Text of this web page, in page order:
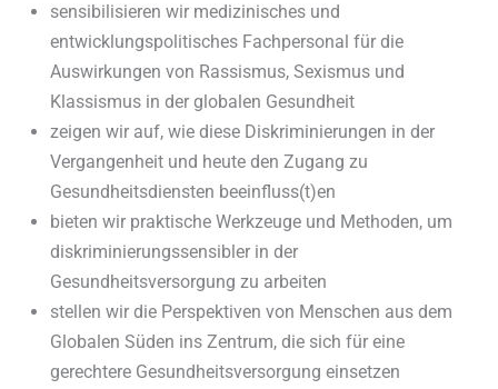
sensibilisieren wir medizinisches und
entwicklungspolitisches Fachpersonal für die
Auswirkungen von Rassismus, Sexismus und
Klassismus in der globalen Gesundheit
zeigen wir auf, wie diese Diskriminierungen in der
Vergangenheit und heute den Zugang zu
Gesundheitsdiensten beeinfluss(t)en
bieten wir praktische Werkzeuge und Methoden, um
diskriminierungssensibler in der
Gesundheitsversorgung zu arbeiten
stellen wir die Perspektiven von Menschen aus dem
Globalen Süden ins Zentrum, die sich für eine
gerechtere Gesundheitsversorgung einsetzen